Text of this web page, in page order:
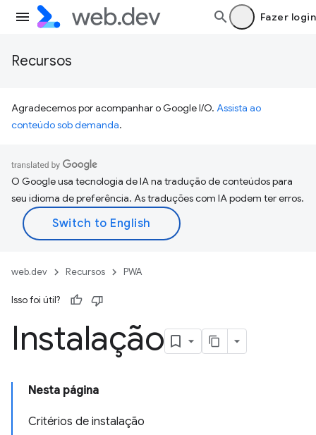
Fazer login
Recursos
Agradecemos por acompanhar o Google I/O. Assista ao
conteúdo sob demanda.
O Google usa tecnologia de IA na tradução de conteúdos para
seu idioma de preferência. As traduções com IA podem ter erros.
web.dev Recursos PWA
Isso foi útil?
Instalação
Nesta página
Critérios de instalação